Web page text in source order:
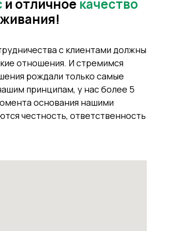
и отличное качество
с клиентами должны
отношения. И стремимся
рождали только самые
принципам, у нас более 5
основания нашими
честность, ответственность